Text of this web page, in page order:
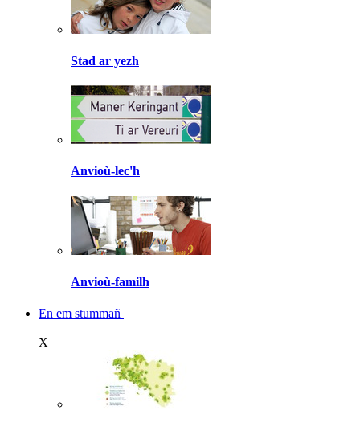
Stad ar yezh
Anvioù-lec'h
Anvioù-familh
En em stummañ
X